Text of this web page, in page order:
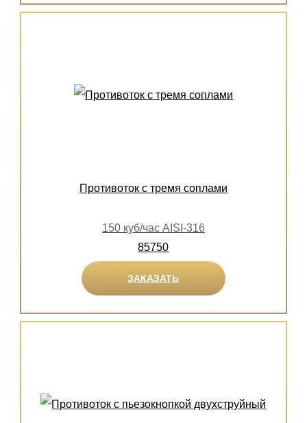
Противоток с тремя соплами
150 куб/час AISI-316
85750
ЗАКАЗАТЬ